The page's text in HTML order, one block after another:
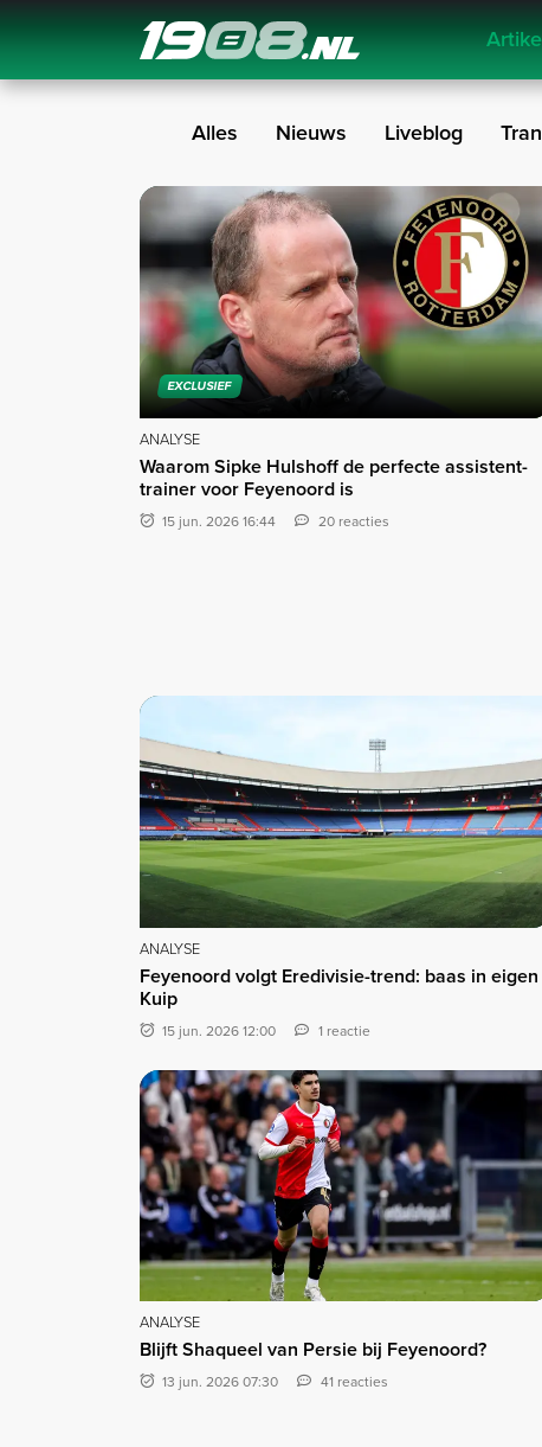
Navigation
Alles Nieuws Liveblog
Exclusief
EXCLUSIEF
ANALYSE
Waarom Sipke Hulshoff de perfecte assistent-
trainer voor Feyenoord is
15 jun. 2026 16:44 20 reacties
ANALYSE
Feyenoord volgt Eredivisie-trend: baas in eigen
Kuip
15 jun. 2026 12:00 1 reactie
ANALYSE
Blijft Shaqueel van Persie bij Feyenoord?
13 jun. 2026 07:30 41 reacties